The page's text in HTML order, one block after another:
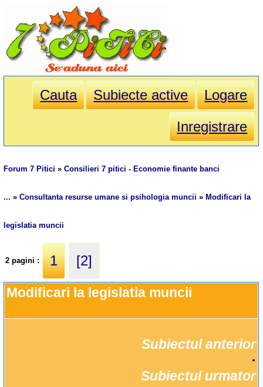
Cauta Subiecte active
Logare
Inregistrare
Forum 7 Pitici »Consilieri 7 pitici - Economie finante banci
... »Consultanta resurse umane si psihologia muncii » Modificari la
legislatia muncii
2 pagini : 1 [2]
Modificari la legislatia muncii
Subiectul anterior
Subiectul urmator